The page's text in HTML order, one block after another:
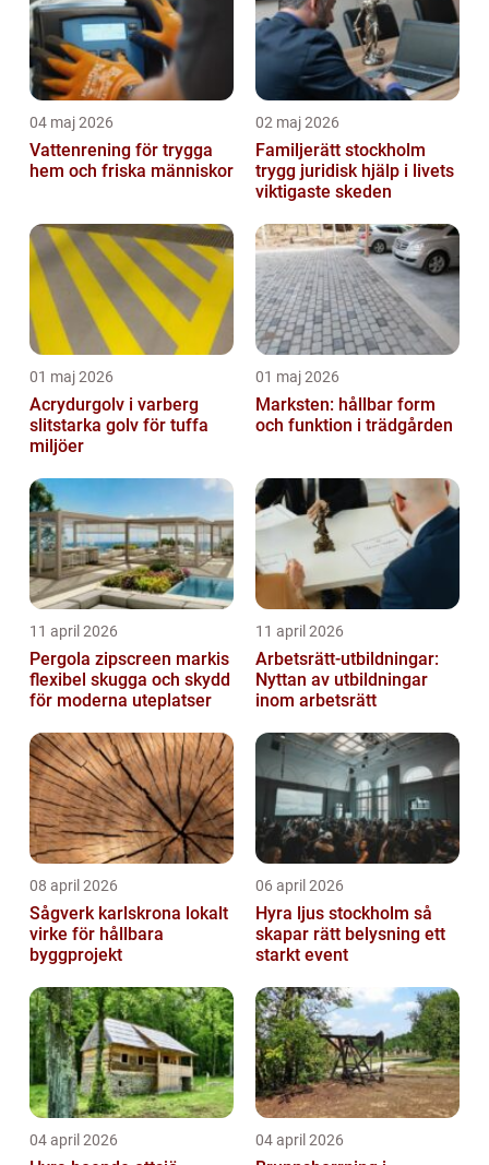
04 maj 2026
Vattenrening för trygga
hem och friska människor
02 maj 2026
Familjerätt stockholm
trygg juridisk hjälp i livets
viktigaste skeden
01 maj 2026
Acrydurgolv i varberg
slitstarka golv för tuffa
miljöer
01 maj 2026
Marksten: hållbar form
och funktion i trädgården
11 april 2026
Pergola zipscreen markis
flexibel skugga och skydd
för moderna uteplatser
11 april 2026
Arbetsrätt-utbildningar:
Nyttan av utbildningar
inom arbetsrätt
08 april 2026
Sågverk karlskrona lokalt
virke för hållbara
byggprojekt
06 april 2026
Hyra ljus stockholm så
skapar rätt belysning ett
starkt event
04 april 2026 04 april 2026